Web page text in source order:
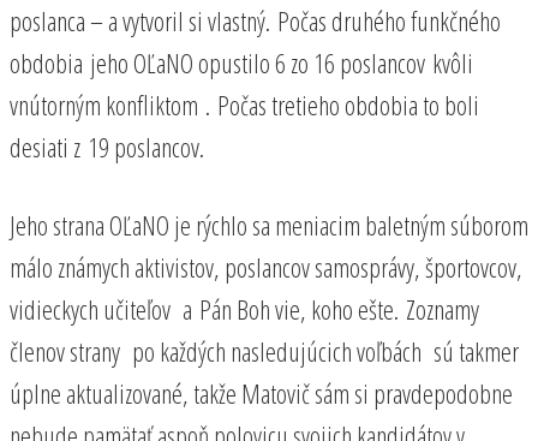
poslanca – a vytvoril si vlastný. Počas druhého funkčného
obdobia jeho OĽaNO opustilo 6 zo 16 poslancov kvôli
vnútorným konfliktom . Počas tretieho obdobia to boli
desiati z 19 poslancov.
Jeho strana OĽaNO je rýchlo sa meniacim baletným súborom
málo známych aktivistov, poslancov samosprávy, športovcov,
vidieckych učiteľov a Pán Boh vie, koho ešte. Zoznamy
členov strany po každých nasledujúcich voľbách sú takmer
úplne aktualizované, takže Matovič sám si pravdepodobne